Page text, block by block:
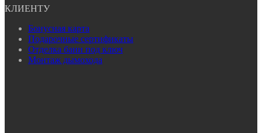
КЛИЕНТУ
Бонусная карта
Подарочные сертификаты
Отделка бани под ключ
Монтаж дымохода